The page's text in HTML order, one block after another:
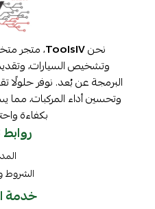
نحنToolsIV، متجر
وتشخيص السيارات،
البرمجة عن بُعد. نوفر حلولًا
وتحسين أداء المركبات،
بكفاءة
الشروط
خدمة